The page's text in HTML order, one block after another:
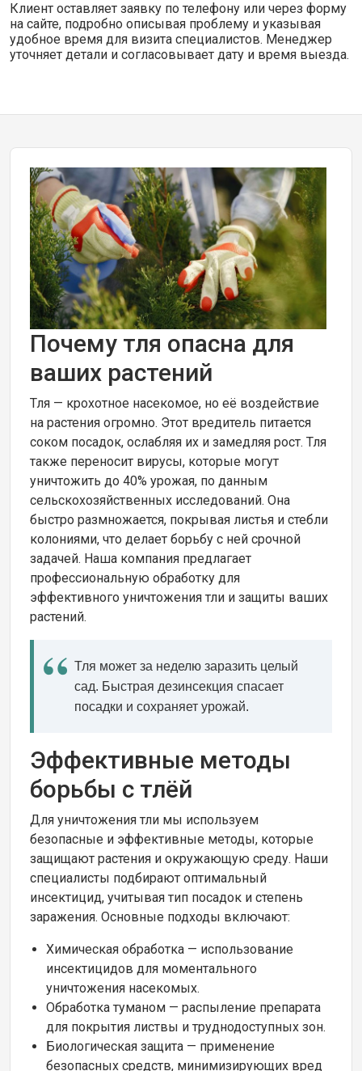
Клиент оставляет заявку по телефону или через форму
на сайте, подробно описывая проблему и указывая
удобное время для визита специалистов. Менеджер
уточняет детали и согласовывает дату и время выезда.
Почему тля опасна для
ваших растений
Тля — крохотное насекомое, но её воздействие
на растения огромно. Этот вредитель питается
соком посадок, ослабляя их и замедляя рост. Тля
также переносит вирусы, которые могут
уничтожить до 40% урожая, по данным
сельскохозяйственных исследований. Она
быстро размножается, покрывая листья и стебли
колониями, что делает борьбу с ней срочной
задачей. Наша компания предлагает
профессиональную обработку для
эффективного уничтожения тли и защиты ваших
растений.
Тля может за неделю заразить целый
сад. Быстрая дезинсекция спасает
посадки и сохраняет урожай.
Эффективные методы
борьбы с тлёй
Для уничтожения тли мы используем
безопасные и эффективные методы, которые
защищают растения и окружающую среду. Наши
специалисты подбирают оптимальный
инсектицид, учитывая тип посадок и степень
заражения. Основные подходы включают:
Химическая обработка — использование
инсектицидов для моментального
уничтожения насекомых.
Обработка туманом — распыление препарата
для покрытия листвы и труднодоступных зон.
Биологическая защита — применение
безопасных средств, минимизирующих вред